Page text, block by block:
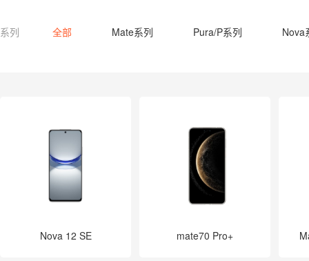
马桶疏通
蹲便疏通 下水道疏通
系列 全部 Mate系列 Pura/P系列 Nova
Nova 12 SE mate70 Pro+